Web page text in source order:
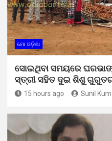
ମୋ ଓଡ଼ିଶା
ସୋଇଥିବା ସମୟରେ
ସ୍ତ୍ରୀ ସହିତ ଦୁଇ ଶିଶୁ
15 hours ago Sunil